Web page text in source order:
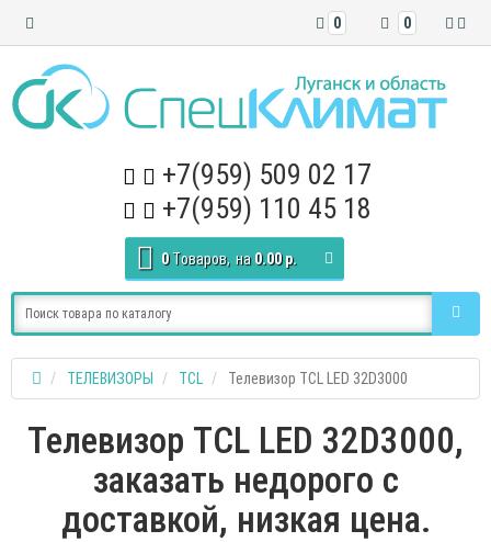
0
0
+7(959) 509 02 17
+7(959) 110 45 18
0 Tоваров, на 0.00 р.
ТЕЛЕВИЗОРЫ TCL Телевизор TCL LED 32D3000
Телевизор TCL LED 32D3000,
заказать недорого с
доставкой, низкая цена.